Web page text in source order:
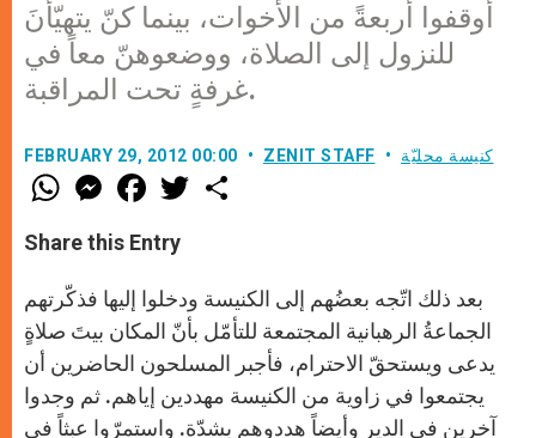
أوقفوا أربعةً من الأخوات، بينما كنّ يتهيّأنَ
للنزول إلى الصلاة، ووضعوهنّ معاً في
غرفةٍ تحت المراقبة.
FEBRUARY 29, 2012 00:00 ZENIT STAFF كنيسة محليّة
W
h
t
s
p
p
M
e
s
e
e
r
F
a
e
b
o
k
w
Share this Entry
بعد ذلك اتّجه بعضُهم إلى الكنيسة ودخلوا إليها فذكّرتهم
الجماعةُ الرهبانية المجتمعة للتأمّل بأنّ المكان بيتَ صلاةٍ
يدعى ويستحقّ الاحترام، فأجبر المسلحون الحاضرين أن
يجتمعوا في زاوية من الكنيسة مهددين إياهم. ثم وجدوا
آخرين في الدير وأيضاً هددوهم بشدّة. واستمرّوا عبثاً في